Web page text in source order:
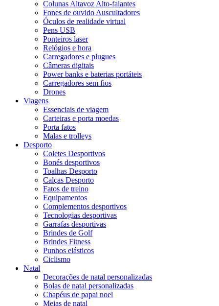
Colunas Altavoz Alto-falantes
Fones de ouvido Auscultadores
Óculos de realidade virtual
Pens USB
Ponteiros laser
Relógios e hora
Carregadores e plugues
Câmeras digitais
Power banks e baterias portáteis
Carregadores sem fios
Drones
Viagens
Essenciais de viagem
Carteiras e porta moedas
Porta fatos
Malas e trolleys
Desporto
Coletes Desportivos
Bonés desportivos
Toalhas Desporto
Calças Desporto
Fatos de treino
Equipamentos
Complementos desportivos
Tecnologias desportivas
Garrafas desportivas
Brindes de Golf
Brindes Fitness
Punhos elásticos
Ciclismo
Natal
Decorações de natal personalizadas
Bolas de natal personalizadas
Chapéus de papai noel
Meias de natal